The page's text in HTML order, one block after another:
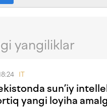
yangiliklar
IT
sun’iy
yangi loyiha